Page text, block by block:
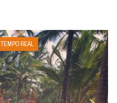
TEMPO REAL